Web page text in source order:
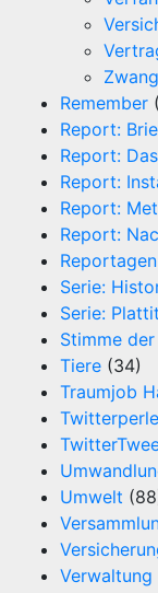
Remember
Report:
Report:
Report:
Report:
Report:
Reportagen
Serie:
Serie:
Stimme
Tiere (34)
Traumjob
Umwelt
Verwaltung